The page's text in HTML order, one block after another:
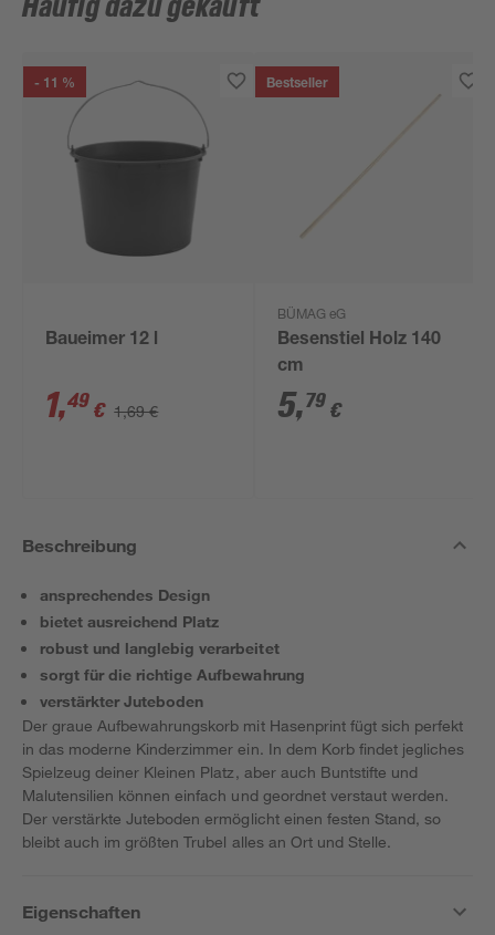
Häufig dazu gekauft
- 11 %
Baueimer 12 l
1,49 € 1,69 €
Bestseller
BÜMAG eG
Besenstiel Holz 140
cm
5,79 €
Beschreibung
ansprechendes Design
bietet ausreichend Platz
robust und langlebig verarbeitet
sorgt für die richtige Aufbewahrung
verstärkter Juteboden
Der graue Aufbewahrungskorb mit Hasenprint fügt sich perfekt
in das moderne Kinderzimmer ein. In dem Korb findet jegliches
Spielzeug deiner Kleinen Platz, aber auch Buntstifte und
Malutensilien können einfach und geordnet verstaut werden.
Der verstärkte Juteboden ermöglicht einen festen Stand, so
bleibt auch im größten Trubel alles an Ort und Stelle.
Eigenschaften